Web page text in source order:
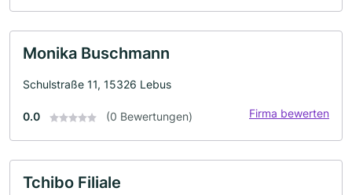
Monika Buschmann
Schulstraße 11, 15326 Lebus
0.0 (0 Bewertungen) Firma bewerten
Tchibo Filiale